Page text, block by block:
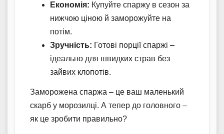
Економія: Купуйте спаржу в сезон за
нижчою ціною й заморожуйте на
потім.
Зручність: Готові порції спаржі –
ідеально для швидких страв без
зайвих клопотів.
Заморожена спаржа – це ваш маленький
скарб у морозилці. А тепер до головного –
як це зробити правильно?